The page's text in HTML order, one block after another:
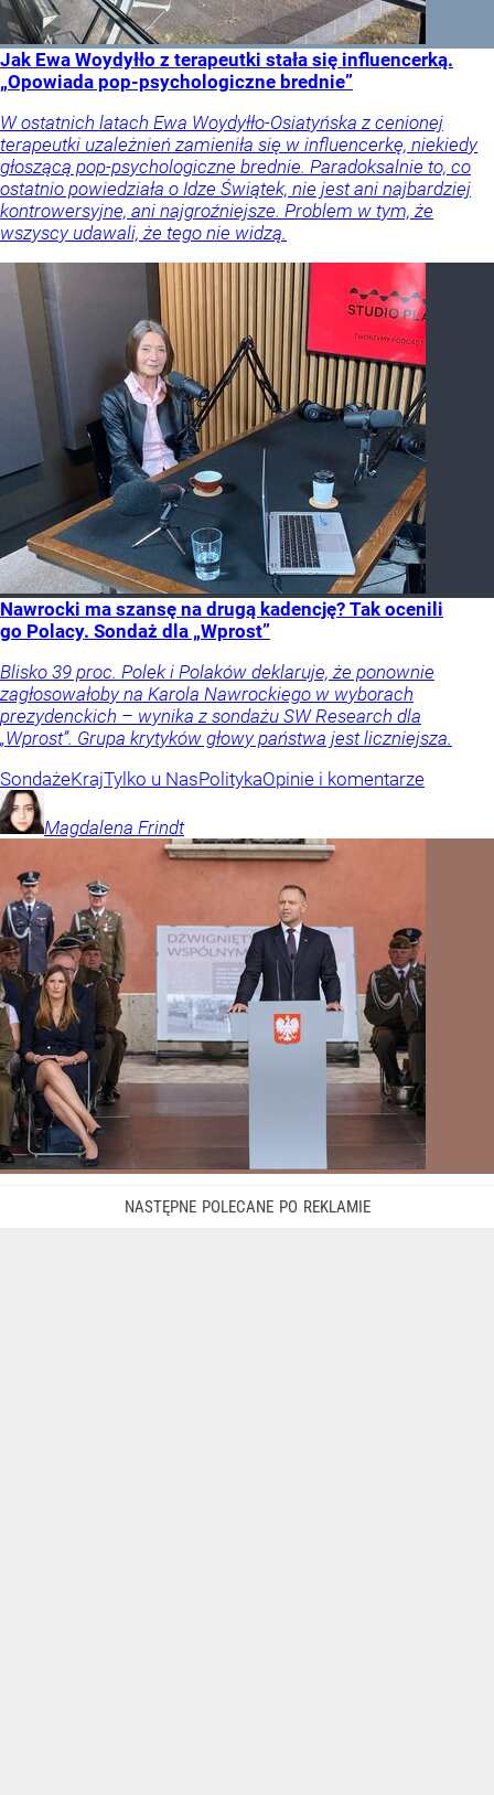
Jak Ewa Woydyłło z terapeutki stała się influencerką.
„Opowiada pop-psychologiczne brednie”
W ostatnich latach Ewa Woydyłło-Osiatyńska z cenionej
terapeutki uzależnień zamieniła się w influencerkę, niekiedy
głoszącą pop-psychologiczne brednie. Paradoksalnie to, co
ostatnio powiedziała o Idze Świątek, nie jest ani najbardziej
kontrowersyjne, ani najgroźniejsze. Problem w tym, że
wszyscy udawali, że tego nie widzą.
Nawrocki ma szansę na drugą kadencję? Tak ocenili
go Polacy. Sondaż dla „Wprost”
Blisko 39 proc. Polek i Polaków deklaruje, że ponownie
zagłosowałoby na Karola Nawrockiego w wyborach
prezydenckich – wynika z sondażu SW Research dla
„Wprost”. Grupa krytyków głowy państwa jest liczniejsza.
SondażeKrajTylko u NasPolitykaOpinie i komentarze
Magdalena Frindt